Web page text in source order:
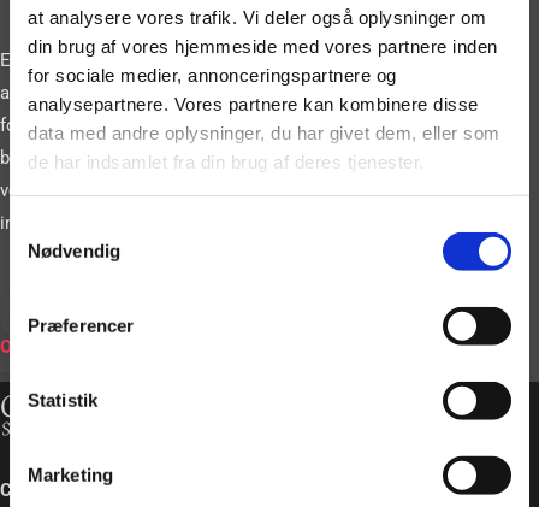
at analysere vores trafik. Vi deler også oplysninger om
din brug af vores hjemmeside med vores partnere inden
for sociale medier, annonceringspartnere og
analysepartnere. Vores partnere kan kombinere disse
data med andre oplysninger, du har givet dem, eller som
de har indsamlet fra din brug af deres tjenester.
Samtykkevalg
Nødvendig
Præferencer
Statistik
Marketing
Eller book vores
artister gennem vores
formular. Vi
bestræber os på at
vende tilbage til dig
inden for 24 timer.
BOOK
ONLINE
Charlotte Schou – Strip og Event